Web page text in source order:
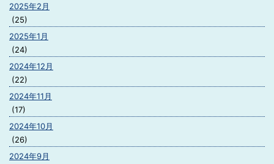
2025年2月
(25)
2025年1月
(24)
2024年12月
(22)
2024年11月
(17)
2024年10月
(26)
2024年9月